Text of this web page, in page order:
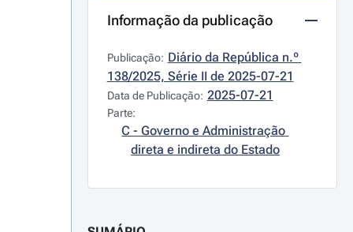
Informação da publicação
Publicação: Diário da República n.º
138/2025, Série II de 2025-07-21
Data de Publicação: 2025-07-21
Parte:
C - Governo e Administração
direta e indireta do Estado